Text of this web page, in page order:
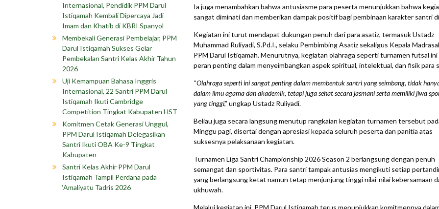
Ia juga menambahkan bahwa antusiasme para peserta menunjukkan bahwa
sangat diminati dan memberikan dampak positif bagi pembinaan karakter santri
Kegiatan ini turut mendapat dukungan penuh dari para asatiz, termasuk Ustadz
Muhammad Ruliyadi, S.Pd.I., selaku Pembimbing Asatiz sekaligus Kepala
PPM Darul Istiqamah. Menurutnya, kegiatan olahraga seperti turnamen futsal ini
peran penting dalam menyeimbangkan aspek spiritual, intelektual, dan fisik para
“Olahraga seperti ini sangat penting dalam membentuk santri yang seimbang, tidak
dalam ilmu agama dan akademik, tetapi juga sehat secara jasmani serta memiliki jiwa
yang tinggi,” ungkap Ustadz Ruliyadi.
Beliau juga secara langsung menutup rangkaian kegiatan turnamen tersebut
Minggu pagi, disertai dengan apresiasi kepada seluruh peserta dan panitia atas
suksesnya pelaksanaan kegiatan.
Turnamen Liga Santri Championship 2026 Season 2 berlangsung dengan penuh
semangat dan sportivitas. Para santri tampak antusias mengikuti setiap
yang berlangsung ketat namun tetap menjunjung tinggi nilai-nilai kebersamaan
ukhuwah.
Melalui kegiatan ini, PPM Darul Istiqamah terus menunjukkan komitmennya
Internasional, Pendidik PPM Darul
Istiqamah Kembali Dipercaya Jadi
Imam dan Khatib di KBRI Spanyol
Membekali Generasi Pembelajar, PPM
Darul Istiqamah Sukses Gelar
Pembekalan Santri Kelas Akhir Tahun
2026
Uji Kemampuan Bahasa Inggris
Internasional, 22 Santri PPM Darul
Istiqamah Ikuti Cambridge
Competition Tingkat Kabupaten HST
Komitmen Cetak Generasi Unggul,
PPM Darul Istiqamah Delegasikan
Santri Ikuti OBA Ke-9 Tingkat
Kabupaten
Santri Kelas Akhir PPM Darul
Istiqamah Tampil Perdana pada
‘Amaliyatu Tadris 2026